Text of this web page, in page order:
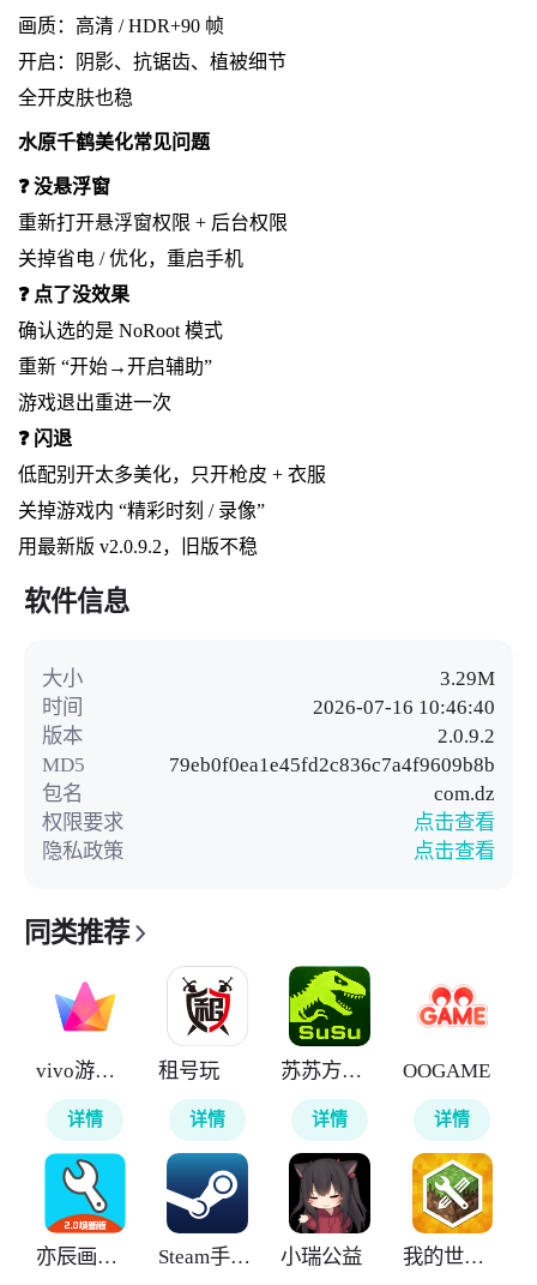
画质：高清 / HDR+90 帧
开启：阴影、抗锯齿、植被细节
全开皮肤也稳
水原千鹤美化常见问题
❓ 没悬浮窗
重新打开悬浮窗权限 + 后台权限
关掉省电 / 优化，重启手机
❓ 点了没效果
确认选的是 NoRoot 模式
重新 “开始→开启辅助”
游戏退出重进一次
❓ 闪退
低配别开太多美化，只开枪皮 + 衣服
关掉游戏内 “精彩时刻 / 录像”
用最新版 v2.0.9.2，旧版不稳
软件信息
大小
3.29M
时间
2026-07-16 10:46:40
版本
2.0.9.2
MD5
79eb0f0ea1e45fd2c836c7a4f9609b8b
包名
com.dz
权限要求
点击查看
隐私政策
点击查看
同类推荐
vivo游戏中心
详情
租号玩
详情
苏苏方舟盒子
详情
OOGAME
详情
亦辰画质助手 Steam手机令牌 小瑞公益 我的世界MOD制作器